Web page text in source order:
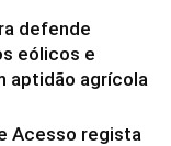
defende
eólicos e
aptidão agrícola
Acesso regista